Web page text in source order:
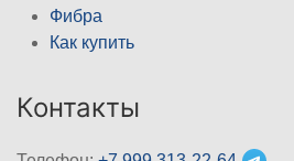
Фибра
Как купить
Контакты